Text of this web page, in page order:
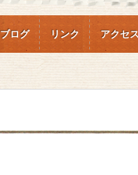
ログ リンク アクセス